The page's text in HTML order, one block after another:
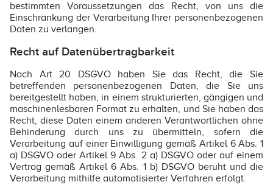
bestimmten Voraussetzungen das Recht, von uns die
Einschränkung der Verarbeitung Ihrer personenbezogenen
Daten zu verlangen.
Recht auf Datenübertragbarkeit
Nach Art 20 DSGVO haben Sie das Recht, die Sie
betreffenden personenbezogenen Daten, die Sie uns
bereitgestellt haben, in einem strukturierten, gängigen und
maschinenlesbaren Format zu erhalten, und Sie haben das
Recht, diese Daten einem anderen Verantwortlichen ohne
Behinderung durch uns zu übermitteln, sofern die
Verarbeitung auf einer Einwilligung gemäß Artikel 6 Abs. 1
a) DSGVO oder Artikel 9 Abs. 2 a) DSGVO oder auf einem
Vertrag gemäß Artikel 6 Abs. 1 b) DSGVO beruht und die
Verarbeitung mithilfe automatisierter Verfahren erfolgt.